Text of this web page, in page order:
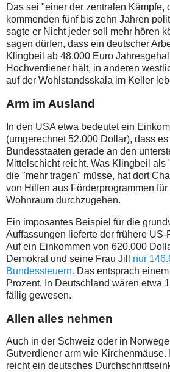
Das sei "einer der zentralen Kämpfe,
kommenden fünf bis zehn Jahren
sagte er Nicht jeder soll mehr hören
sagen dürfen, dass ein deutscher
Klingbeil ab 48.000 Euro
Hochverdiener hält, in anderen
auf der Wohlstandsskala im Keller
Arm im Ausland
In den USA etwa bedeutet ein
(umgerechnet 52.000 Dollar), dass
Bundesstaaten gerade an den
Mittelschicht reicht. Was Klingbeil als
die "mehr tragen" müsse, hat dort
von Hilfen aus Förderprogrammen
Wohnraum durchzugehen.
Ein imposantes Beispiel für die
Auffassungen lieferte der frühere
Auf ein Einkommen von 620.000
Demokrat und seine Frau Jill nur
Bundessteuern. Das entsprach
Prozent. In Deutschland wären etwa
fällig gewesen.
Allen alles nehmen
Auch in der Schweiz oder in
Gutverdiener arm wie Kirchenmäuse.
reicht ein deutsches